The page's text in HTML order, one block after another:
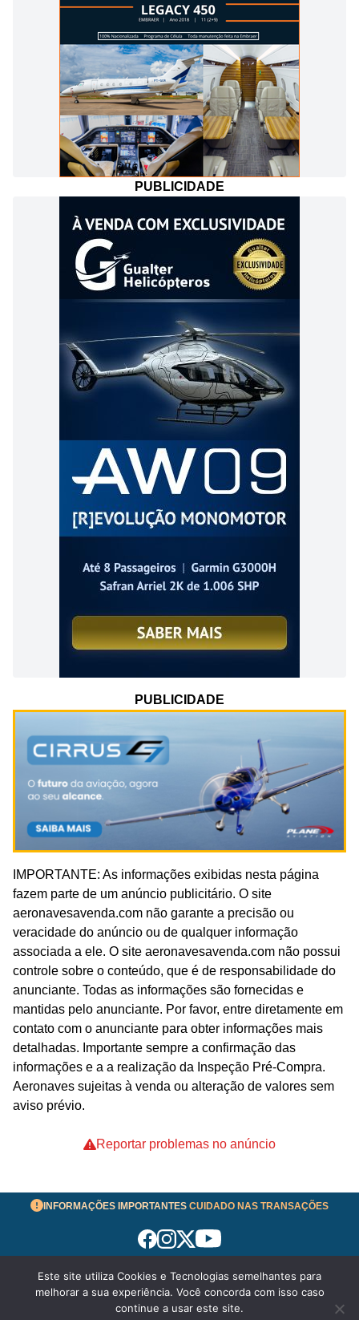
PUBLICIDADE
PUBLICIDADE
IMPORTANTE: As informações exibidas nesta página
fazem parte de um anúncio publicitário. O site
aeronavesavenda.com não garante a precisão ou
veracidade do anúncio ou de qualquer informação
associada a ele. O site aeronavesavenda.com não possui
controle sobre o conteúdo, que é de responsabilidade do
anunciante. Todas as informações são fornecidas e
mantidas pelo anunciante. Por favor, entre diretamente em
contato com o anunciante para obter informações mais
detalhadas. Importante sempre a confirmação das
informações e a a realização da Inspeção Pré-Compra.
Aeronaves sujeitas à venda ou alteração de valores sem
aviso prévio.
Reportar problemas no anúncio
INFORMAÇÕES IMPORTANTES CUIDADO NAS TRANSAÇÕES
Termos de Uso
© 2026 aeronavesavenda.com | Todos os Direitos
Este site utiliza Cookies e Tecnologias semelhantes para
melhorar a sua experiência. Você concorda com isso caso
continue a usar este site.